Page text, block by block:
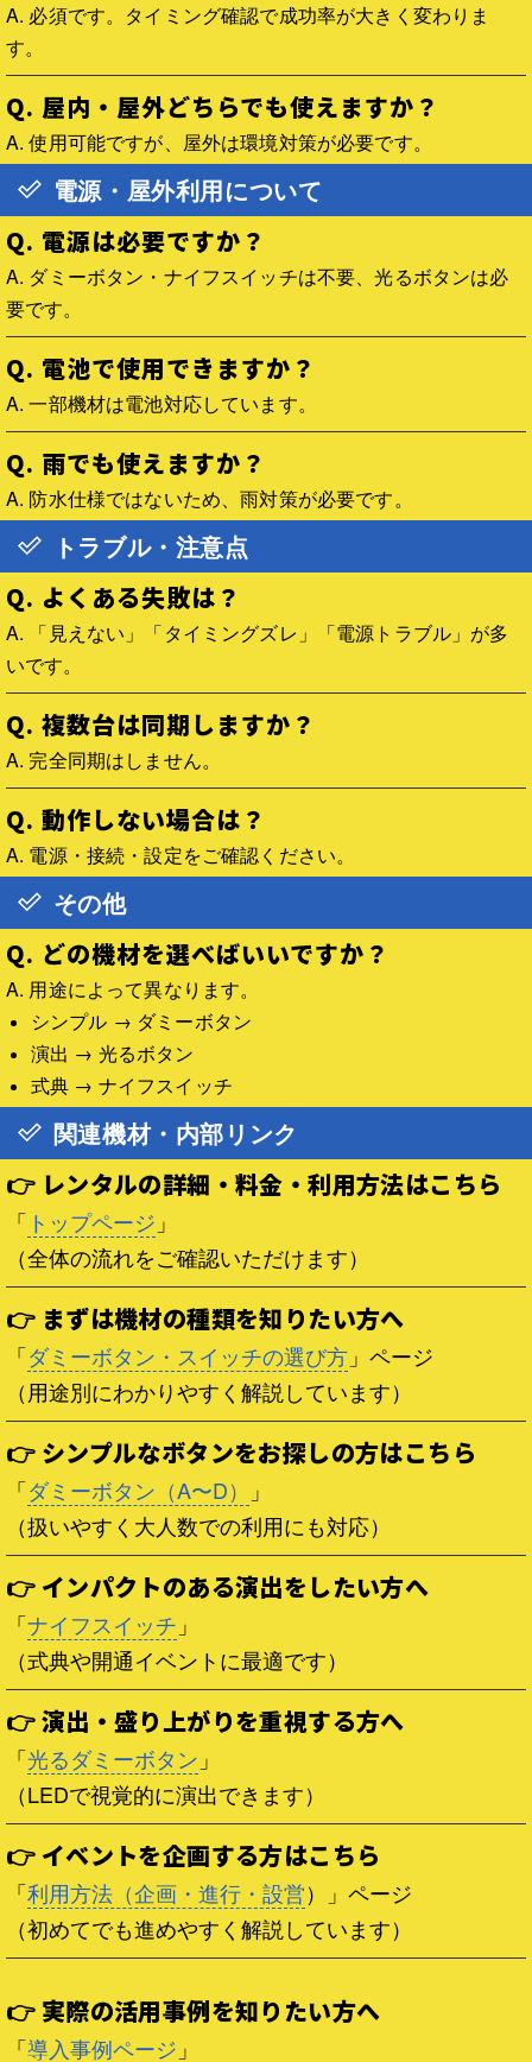
A. 必須です。タイミング確認で成功率が大きく変わりま
す。
Q. 屋内・屋外どちらでも使えますか？
A. 使用可能ですが、屋外は環境対策が必要です。
電源・屋外利用について
Q. 電源は必要ですか？
A. ダミーボタン・ナイフスイッチは不要、光るボタンは必
要です。
Q. 電池で使用できますか？
A. 一部機材は電池対応しています。
Q. 雨でも使えますか？
A. 防水仕様ではないため、雨対策が必要です。
トラブル・注意点
Q. よくある失敗は？
A. 「見えない」「タイミングズレ」「電源トラブル」が多
いです。
Q. 複数台は同期しますか？
A. 完全同期はしません。
Q. 動作しない場合は？
A. 電源・接続・設定をご確認ください。
その他
Q. どの機材を選べばいいですか？
A. 用途によって異なります。
シンプル → ダミーボタン
演出 → 光るボタン
式典 → ナイフスイッチ
関連機材・内部リンク
👉 レンタルの詳細・料金・利用方法はこちら
「 トップページ 」
（全体の流れをご確認いただけます）
👉 まずは機材の種類を知りたい方へ
「ダミーボタン・スイッチの選び方 」ページ
（用途別にわかりやすく解説しています）
👉 シンプルなボタンをお探しの方はこちら
「ダミーボタン（A〜D）
」
（扱いやすく大人数での利用にも対応）
👉 インパクトのある演出をしたい方へ
「ナイフスイッチ 」
（式典や開通イベントに最適です）
👉 演出・盛り上がりを重視する方へ
「光るダミーボタン 」
（LEDで視覚的に演出できます）
👉 イベントを企画する方はこちら
「利用方法（企画・進行・設営）」ページ
（初めてでも進めやすく解説しています）
👉 実際の活用事例を知りたい方へ
「導入事例ページ 」